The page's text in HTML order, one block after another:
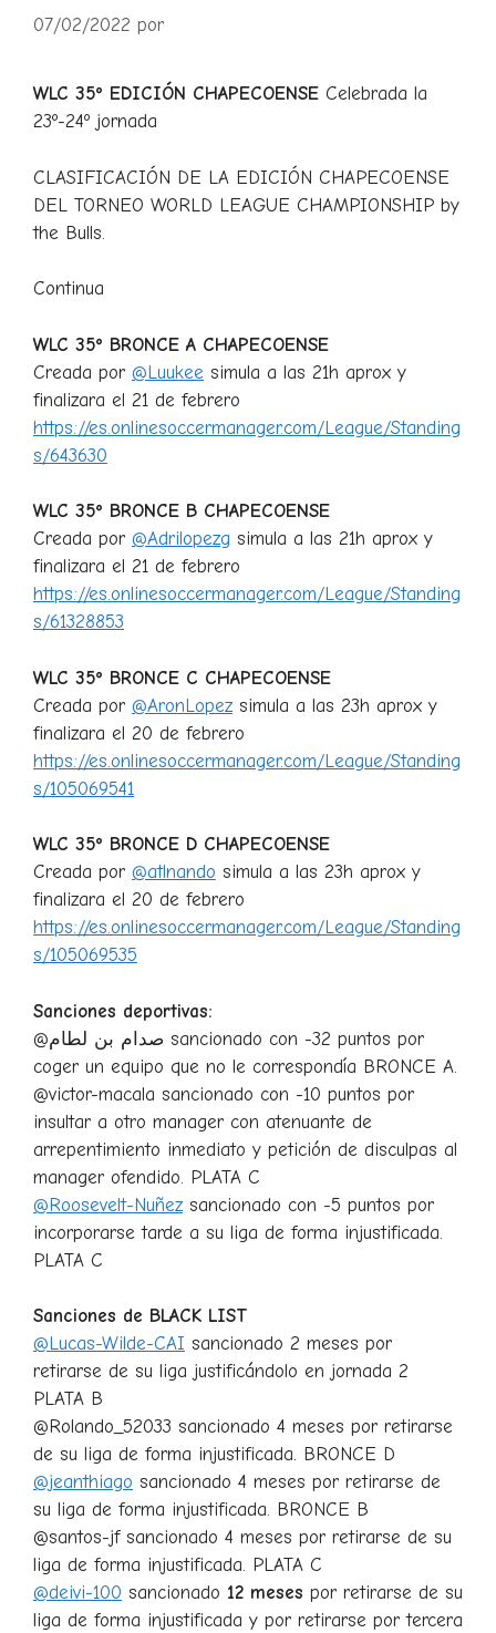
07/02/2022 por
WLC 35º EDICIÓN CHAPECOENSE Celebrada la
23º-24º jornada
CLASIFICACIÓN DE LA EDICIÓN CHAPECOENSE
DEL TORNEO WORLD LEAGUE CHAMPIONSHIP by
the Bulls.
Continua
WLC 35º BRONCE A CHAPECOENSE
Creada por @Luukee simula a las 21h aprox y
finalizara el 21 de febrero
https://es.onlinesoccermanager.com/League/Standing
s/643630
WLC 35º BRONCE B CHAPECOENSE
Creada por @Adrilopezg simula a las 21h aprox y
finalizara el 21 de febrero
https://es.onlinesoccermanager.com/League/Standing
s/61328853
WLC 35º BRONCE C CHAPECOENSE
Creada por @AronLopez simula a las 23h aprox y
finalizara el 20 de febrero
https://es.onlinesoccermanager.com/League/Standing
s/105069541
WLC 35º BRONCE D CHAPECOENSE
Creada por @atlnando simula a las 23h aprox y
finalizara el 20 de febrero
https://es.onlinesoccermanager.com/League/Standing
s/105069535
Sanciones deportivas:
@صدام بن لطام sancionado con -32 puntos por
coger un equipo que no le correspondía BRONCE A.
@victor-macala sancionado con -10 puntos por
insultar a otro manager con atenuante de
arrepentimiento inmediato y petición de disculpas al
manager ofendido. PLATA C
@Roosevelt-Nuñez sancionado con -5 puntos por
incorporarse tarde a su liga de forma injustificada.
PLATA C
Sanciones de BLACK LIST
@Lucas-Wilde-CAI sancionado 2 meses por
retirarse de su liga justificándolo en jornada 2
PLATA B
@Rolando_52033 sancionado 4 meses por retirarse
de su liga de forma injustificada. BRONCE D
@jeanthiago sancionado 4 meses por retirarse de
su liga de forma injustificada. BRONCE B
@santos-jf sancionado 4 meses por retirarse de su
liga de forma injustificada. PLATA C
@deivi-100 sancionado 12 meses por retirarse de su
liga de forma injustificada y por retirarse por tercera